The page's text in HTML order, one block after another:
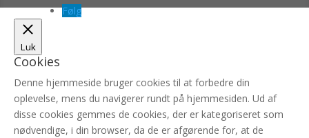
Følg
Luk
Cookies
Denne hjemmeside bruger cookies til at forbedre din
oplevelse, mens du navigerer rundt på hjemmesiden. Ud af
disse cookies gemmes de cookies, der er kategoriseret som
nødvendige, i din browser, da de er afgørende for, at de